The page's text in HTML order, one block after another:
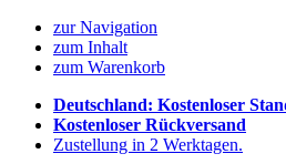
zur Navigation
zum Inhalt
zum Warenkorb
Deutschland: Kostenloser
Kostenloser Rückversand
Zustellung in 2 Werktagen.